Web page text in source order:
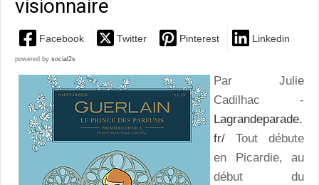
visionnaire
Facebook Twitter Pinterest Linkedin
powered by social2s
Par Julie
Cadilhac -
Lagrandeparade.
fr/ Tout débute
en Picardie, au
début du